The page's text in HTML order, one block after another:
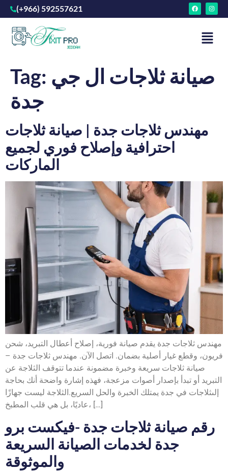
(+966) 592557621
Tag: صيانة ثلاجات ال جي
جدة
مهندس ثلاجات جدة | صيانة ثلاجات
احترافية وإصلاح فوري لجميع
الماركات
مهندس ثلاجات جدة يقدم صيانة فورية، إصلاح أعطال التبريد، شحن
فريون، وقطع غيار أصلية بضمان. اتصل الآن. مهندس ثلاجات جدة –
صيانة ثلاجات سريعة وخبرة مضمونة عندما تتوقف الثلاجة عن
التبريد أو تبدأ بإصدار أصوات مزعجة، فهذه إشارة واضحة أنك بحاجة
إلىثلاجات في جدة يمتلك الخبرة والحل السريع.الثلاجة ليست جهازًا
عاديًا، بل هي قلب المطبخ، […]
رقم صيانة ثلاجات جدة -فيكست برو
جدة لخدمات الصيانة السريعة
والموثوقة